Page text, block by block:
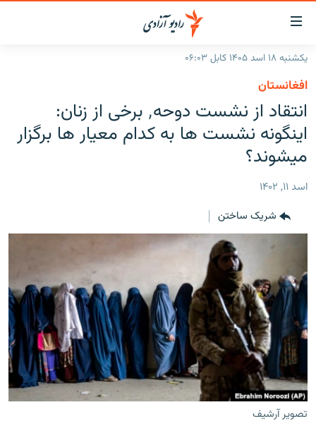
لینک‌های
قابل
دسترسی
به
متن
اصلی
بازگشت
منوی
اصلی
صفحه
گزارش‌ها
افغانستان
منطقه
خبرها
افغانستان
جدول نشرات
مجموعه تصویری
بحران مهاجرت
'کووید-۱۹'
تماس
صفحه پشتو
Azadi English
یکشنبه ۱۸ اسد ۱۴۰۵ کابل ۰۶:۰۳
افغانستان
انتقاد از نشست دوحه٬ برخی از زنان:
اینگونه نشست ها به کدام معیار ها برگزار
میشوند؟
اسد ۱۱, ۱۴۰۲
شریک ساختن
تصویر آرشیف